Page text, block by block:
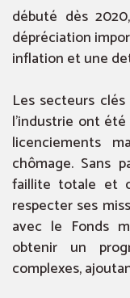
débuté dès
dépréciation
inflation et une
Les secteurs
l’industrie ont
licenciements
chômage. Sans
faillite totale et
respecter ses
avec le Fonds
obtenir un
complexes,